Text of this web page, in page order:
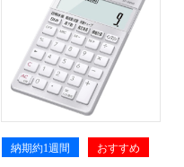
納期約1週間 おすすめ